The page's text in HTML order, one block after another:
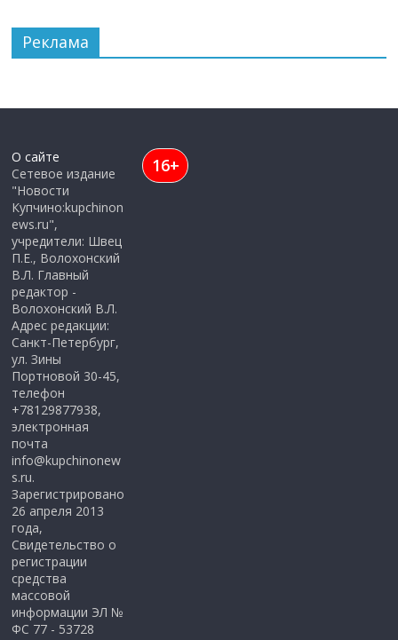
Реклама
О сайте
Сетевое издание
"Новости
Купчино:kupchinon
ews.ru",
учредители: Швец
П.Е., Волохонский
В.Л. Главный
редактор -
Волохонский В.Л.
Адрес редакции:
Санкт-Петербург,
ул. Зины
Портновой 30-45,
телефон
+78129877938,
электронная
почта
info@kupchinonew
s.ru.
Зарегистрировано
26 апреля 2013
года,
Свидетельство о
регистрации
средства
массовой
информации ЭЛ №
ФС 77 - 53728
16+